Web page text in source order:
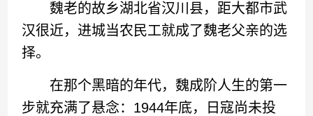
魏老的故乡湖北省汉川县，距大都市武
汉很近，进城当农民工就成了魏老父亲的选
择。
在那个黑暗的年代，魏成阶人生的第一
步就充满了悬念：1944年底，日寇尚未投